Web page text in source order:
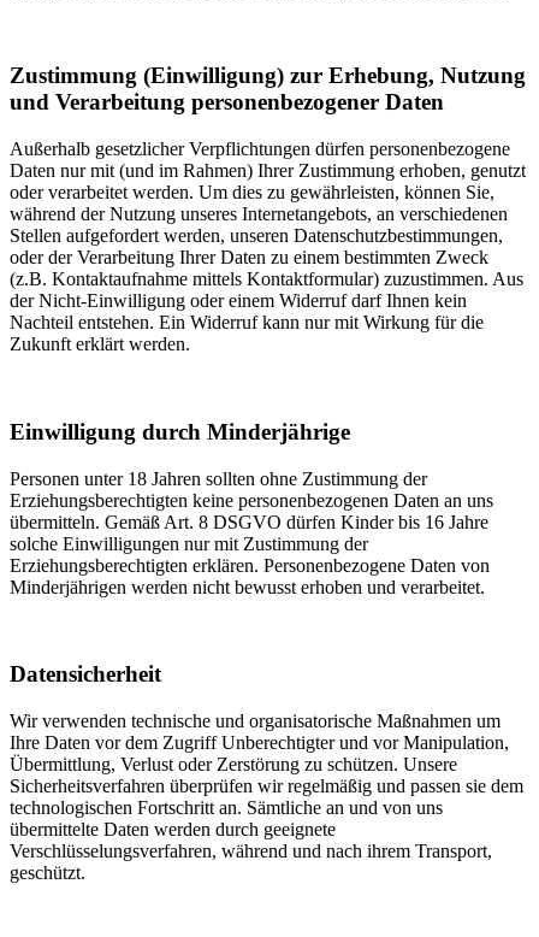
Zustimmung (Einwilligung) zur Erhebung, Nutzung
und Verarbeitung personenbezogener Daten
Außerhalb gesetzlicher Verpflichtungen dürfen personenbezogene
Daten nur mit (und im Rahmen) Ihrer Zustimmung erhoben, genutzt
oder verarbeitet werden. Um dies zu gewährleisten, können Sie,
während der Nutzung unseres Internetangebots, an verschiedenen
Stellen aufgefordert werden, unseren Datenschutzbestimmungen,
oder der Verarbeitung Ihrer Daten zu einem bestimmten Zweck
(z.B. Kontaktaufnahme mittels Kontaktformular) zuzustimmen. Aus
der Nicht-Einwilligung oder einem Widerruf darf Ihnen kein
Nachteil entstehen. Ein Widerruf kann nur mit Wirkung für die
Zukunft erklärt werden.
Einwilligung durch Minderjährige
Personen unter 18 Jahren sollten ohne Zustimmung der
Erziehungsberechtigten keine personenbezogenen Daten an uns
übermitteln. Gemäß Art. 8 DSGVO dürfen Kinder bis 16 Jahre
solche Einwilligungen nur mit Zustimmung der
Erziehungsberechtigten erklären. Personenbezogene Daten von
Minderjährigen werden nicht bewusst erhoben und verarbeitet.
Datensicherheit
Wir verwenden technische und organisatorische Maßnahmen um
Ihre Daten vor dem Zugriff Unberechtigter und vor Manipulation,
Übermittlung, Verlust oder Zerstörung zu schützen. Unsere
Sicherheitsverfahren überprüfen wir regelmäßig und passen sie dem
technologischen Fortschritt an. Sämtliche an und von uns
übermittelte Daten werden durch geeignete
Verschlüsselungsverfahren, während und nach ihrem Transport,
geschützt.